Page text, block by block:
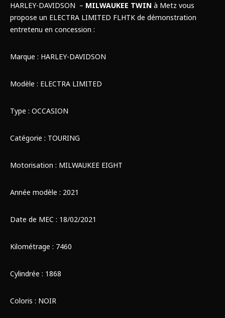
HARLEY-DAVIDSON – MILWAUKEE TWIN à Metz vous
propose un ELECTRA LIMITED FLHTK de démonstration
entretenu en concession :
Marque : HARLEY-DAVIDSON
Modèle : ELECTRA LIMITED
Type : OCCASION
Catégorie : TOURING
Motorisation : MILWAUKEE EIGHT
Année modèle : 2021
Date de MEC : 18/02/2021
Kilométrage : 7460
Cylindrée : 1868
Coloris : NOIR